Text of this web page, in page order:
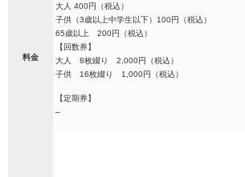
料金
大人 400円（税込）
子供（3歳以上中学生以下）100円（税込）
65歳以上 200円（税込）
【回数券】
大人 8枚綴り 2,000円（税込）
子供 16枚綴り 1,000円（税込）
【定期券】
–